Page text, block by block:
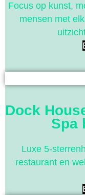
Focus op kunst,
mensen met
Dock
Spa
Luxe 5-
restaurant en